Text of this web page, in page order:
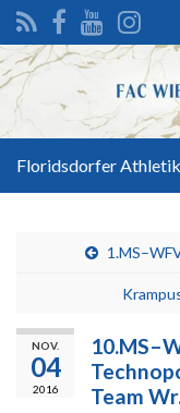
Search
Floridsdorfer
NOV.
04
2016
Team